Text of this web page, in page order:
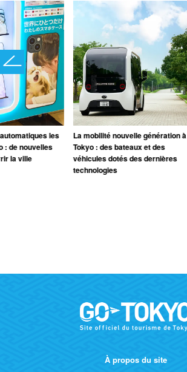
les
: de nouvelles
la ville
La mobilité nouvelle génération à
Tokyo : des bateaux et des
véhicules dotés des dernières
technologies
À propos du site